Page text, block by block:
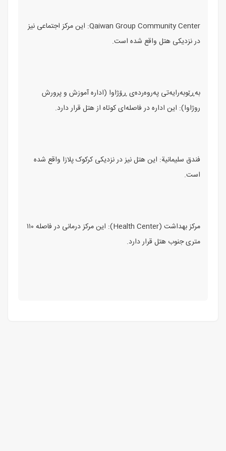
Qaiwan Group Community Center: این مرکز اجتماعی نیز
در نزدیکی هتل واقع شده است.
بەڕێوبەرایەتی پەروەردەی ڕۆژاوا (اداره آموزش و پرورش
روژاوا): این اداره در فاصله‌ای کوتاه از هتل قرار دارد.
فندق سليمانية: این هتل نیز در نزدیکی کرکوک پلازا واقع شده
است.
مرکز بهداشت (Health Center)
: این مرکز درمانی در فاصله ۱۱۰
متری جنوب هتل قرار دارد.